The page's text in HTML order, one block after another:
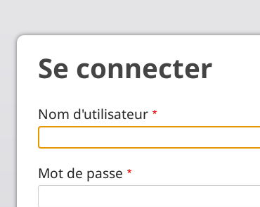
Se connecter
Nom d'utilisateur
Mot de passe